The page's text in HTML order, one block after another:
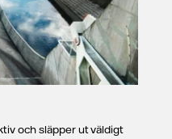
och släpper ut väldigt